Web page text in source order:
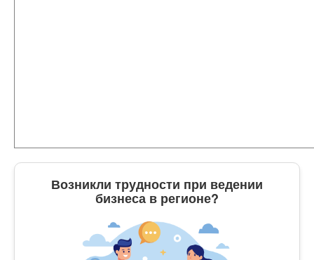
Возникли трудности при ведении
бизнеса в регионе?